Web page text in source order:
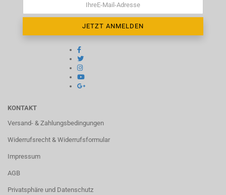
KONTAKT
Versand- & Zahlungsbedingungen
Widerrufsrecht & Widerrufsformular
Impressum
AGB
Privatsphäre und Datenschutz